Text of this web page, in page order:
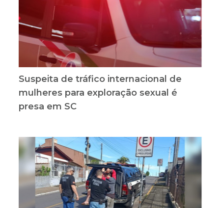
Suspeita de tráfico internacional de
mulheres para exploração sexual é
presa em SC